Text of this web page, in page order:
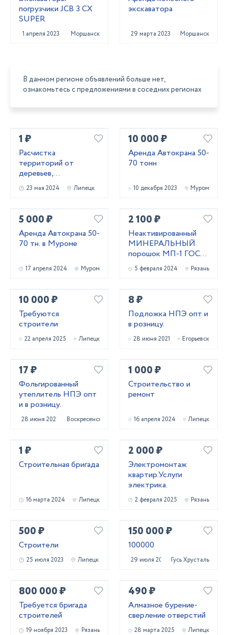
погрузчики JCB 3 CX
SUPER
1 апреля 2023 Моршанск
экскаватора
29 марта 2023 Моршанск
В данном регионе объявлений больше нет,
ознакомьтесь с предложениями в соседних регионах
1 ₽
Расчистка
территорий от
деревьев,
кустарников и корней
23 мая 2024 Липецк
10 000 ₽
Аренда Автокрана 50-
70 тонн
10 декабря 2023 Муром
5 000 ₽
Аренда Автокрана 50-
70 тн. в Муроме
17 апреля 2024 Муром
2 100 ₽
Неактивированный
МИНЕРАЛЬНЫЙ
порошок МП-1 ГОСТ
52129-03 и МП-2
ГОСТ 32761-14
5 февраля 2024 Рязань
10 000 ₽
Требуются
строители
22 апреля 2025 Липецк
8 ₽
Подложка НПЭ опт и
в розницу.
28 июня 2021 Егорьевск
17 ₽
Фольгированный
утеплитель НПЭ опт
и в розницу.
28 июня 2021 Воскресенск
1 000 ₽
Строительство и
ремонт
16 апреля 2024 Липецк
1 ₽
Строительная бригада
16 марта 2024 Липецк
2 000 ₽
Электромонтаж
квартир.Услуги
электрика.
2 февраля 2025 Рязань
500 ₽
Строители
25 июля 2023 Липецк
150 000 ₽
100000
29 июля 2023 Гусь Хрустальный
800 000 ₽
Требуется бригада
строителей
19 ноября 2023 Рязань
490 ₽
Алмазное бурение-
сверление отверстий
28 марта 2025 Липецк